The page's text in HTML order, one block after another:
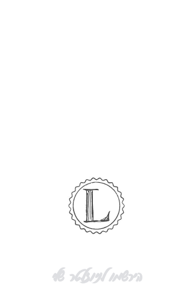
הירשמו לניוזלטר שלי